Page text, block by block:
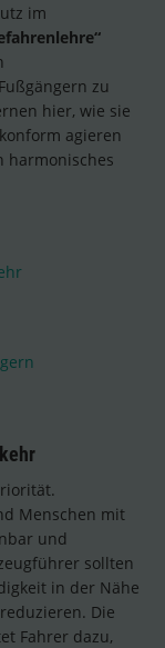
im
zu
hier, wie sie
agieren
harmonisches
Menschen mit
und
sollten
in der Nähe
Die
Fahrer dazu,